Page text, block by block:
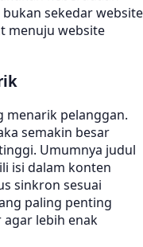
sekedar website
menuju website
menarik pelanggan.
semakin besar
Umumnya judul
isi dalam konten
sinkron sesuai
paling penting
lebih enak